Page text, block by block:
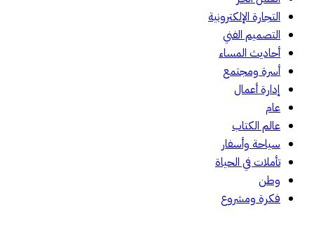
التجارة الإلكترونية
التصميم الفني
أحاديث المساء
أسرة ومجتمع
إدارة أعمال
عام
عالم الكتاب
سياحة وأسفار
تأملات في الحياة
وطن
فكرة ومشروع